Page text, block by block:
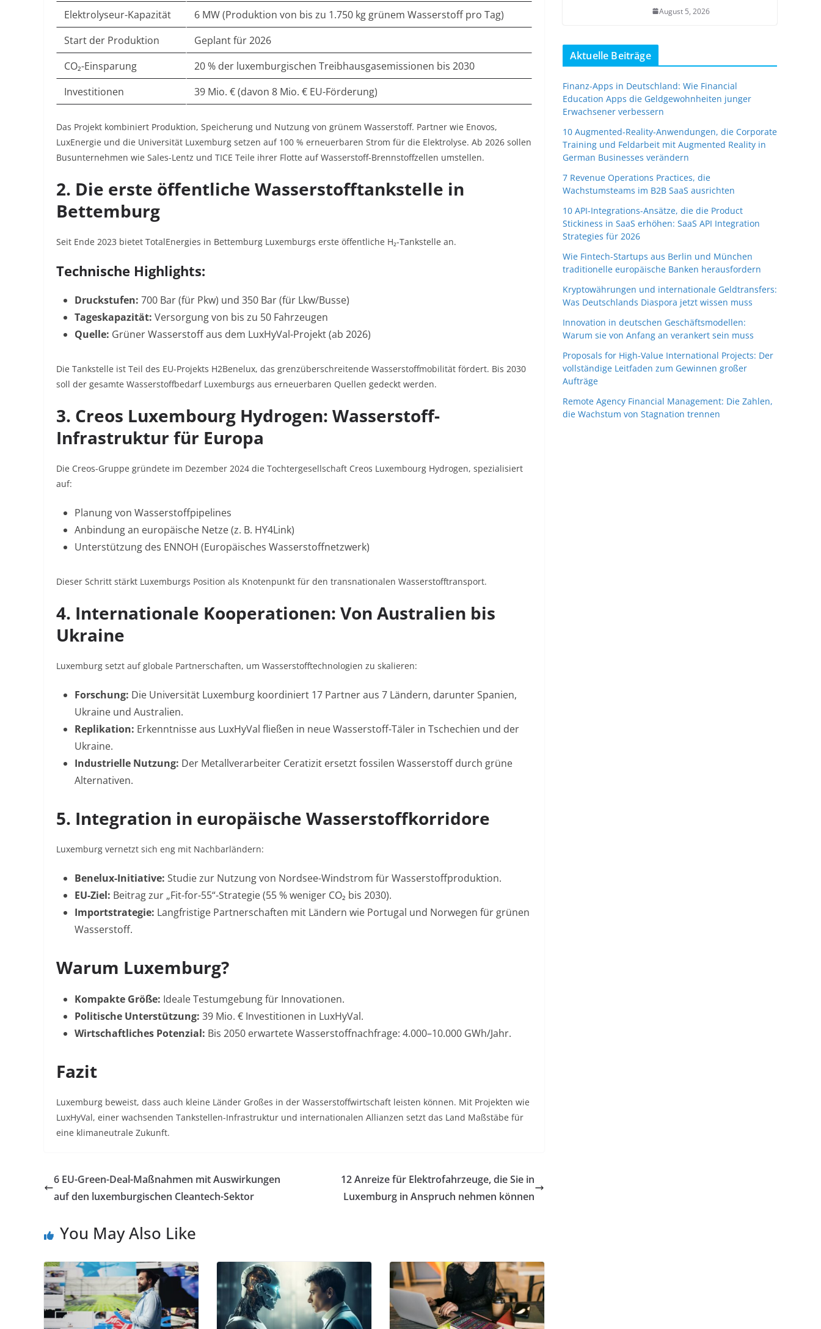
Elektrolyseur-Kapazität
6 MW (Produktion von bis zu 1.750 kg grünem Wasserstoff pro Tag)
Start der Produktion
Geplant für 2026
CO₂-Einsparung
20 % der luxemburgischen Treibhausgasemissionen bis 2030
Investitionen
39 Mio. € (davon 8 Mio. € EU-Förderung)
Das Projekt kombiniert Produktion, Speicherung und Nutzung von grünem Wasserstoff. Partner wie Enovos,
LuxEnergie und die Universität Luxemburg setzen auf 100 % erneuerbaren Strom für die Elektrolyse. Ab 2026 sollen
Busunternehmen wie Sales-Lentz und TICE Teile ihrer Flotte auf Wasserstoff-Brennstoffzellen umstellen.
2. Die erste öffentliche Wasserstofftankstelle in
Bettemburg
Seit Ende 2023 bietet TotalEnergies in Bettemburg Luxemburgs erste öffentliche H₂-Tankstelle an.
Technische Highlights:
Druckstufen: 700 Bar (für Pkw) und 350 Bar (für Lkw/Busse)
Tageskapazität: Versorgung von bis zu 50 Fahrzeugen
Quelle: Grüner Wasserstoff aus dem LuxHyVal-Projekt (ab 2026)
Die Tankstelle ist Teil des EU-Projekts H2Benelux, das grenzüberschreitende Wasserstoffmobilität fördert. Bis 2030
soll der gesamte Wasserstoffbedarf Luxemburgs aus erneuerbaren Quellen gedeckt werden.
3. Creos Luxembourg Hydrogen: Wasserstoff-
Infrastruktur für Europa
Die Creos-Gruppe gründete im Dezember 2024 die Tochtergesellschaft Creos Luxembourg Hydrogen, spezialisiert
auf:
Planung von Wasserstoffpipelines
Anbindung an europäische Netze (z. B. HY4Link)
Unterstützung des ENNOH (Europäisches Wasserstoffnetzwerk)
Dieser Schritt stärkt Luxemburgs Position als Knotenpunkt für den transnationalen Wasserstofftransport.
4. Internationale Kooperationen: Von Australien bis
Ukraine
Luxemburg setzt auf globale Partnerschaften, um Wasserstofftechnologien zu skalieren:
Forschung: Die Universität Luxemburg koordiniert 17 Partner aus 7 Ländern, darunter Spanien,
Ukraine und Australien.
Replikation: Erkenntnisse aus LuxHyVal fließen in neue Wasserstoff-Täler in Tschechien und der
Ukraine.
Industrielle Nutzung: Der Metallverarbeiter Ceratizit ersetzt fossilen Wasserstoff durch grüne
Alternativen.
5. Integration in europäische Wasserstoffkorridore
Luxemburg vernetzt sich eng mit Nachbarländern:
Benelux-Initiative: Studie zur Nutzung von Nordsee-Windstrom für Wasserstoffproduktion.
EU-Ziel: Beitrag zur „Fit-for-55“-Strategie (55 % weniger CO₂ bis 2030).
Importstrategie: Langfristige Partnerschaften mit Ländern wie Portugal und Norwegen für grünen
Wasserstoff.
Warum Luxemburg?
Kompakte Größe: Ideale Testumgebung für Innovationen.
Politische Unterstützung: 39 Mio. € Investitionen in LuxHyVal.
Wirtschaftliches Potenzial: Bis 2050 erwartete Wasserstoffnachfrage: 4.000–10.000 GWh/Jahr.
Fazit
Luxemburg beweist, dass auch kleine Länder Großes in der Wasserstoffwirtschaft leisten können. Mit Projekten wie
LuxHyVal, einer wachsenden Tankstellen-Infrastruktur und internationalen Allianzen setzt das Land Maßstäbe für
eine klimaneutrale Zukunft.
6 EU-Green-Deal-Maßnahmen mit Auswirkungen
auf den luxemburgischen Cleantech-Sektor
12 Anreize für Elektrofahrzeuge, die Sie in
Luxemburg in Anspruch nehmen können
You May Also Like
August 5, 2026
Aktuelle Beiträge
Finanz-Apps in Deutschland: Wie Financial
Education Apps die Geldgewohnheiten junger
Erwachsener verbessern
10 Augmented-Reality-Anwendungen, die Corporate
Training und Feldarbeit mit Augmented Reality in
German Businesses verändern
7 Revenue Operations Practices, die
Wachstumsteams im B2B SaaS ausrichten
10 API-Integrations-Ansätze, die die Product
Stickiness in SaaS erhöhen: SaaS API Integration
Strategies für 2026
Wie Fintech-Startups aus Berlin und München
traditionelle europäische Banken herausfordern
Kryptowährungen und internationale Geldtransfers:
Was Deutschlands Diaspora jetzt wissen muss
Innovation in deutschen Geschäftsmodellen:
Warum sie von Anfang an verankert sein muss
Proposals for High-Value International Projects: Der
vollständige Leitfaden zum Gewinnen großer
Aufträge
Remote Agency Financial Management: Die Zahlen,
die Wachstum von Stagnation trennen